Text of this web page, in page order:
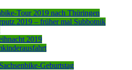
Tour 2019 nach Thüringen
2019 – früher mal Subbotnik
2019
Geburtstag